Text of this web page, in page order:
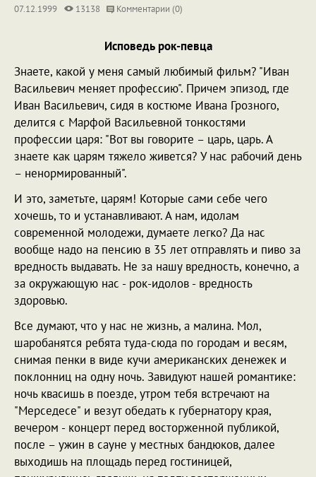
07.12.1999 13138 Комментарии (0)
Исповедь рок-певца
Знаете, какой у меня самый любимый фильм? "Иван
Васильевич меняет профессию". Причем эпизод, где
Иван Васильевич, сидя в костюме Ивана Грозного,
делится с Марфой Васильевной тонкостями
профессии царя: "Вот вы говорите – царь, царь. А
знаете как царям тяжело живется? У нас рабочий день
– ненормированный".
И это, заметьте, царям! Которые сами себе чего
хочешь, то и устанавливают. А нам, идолам
современной молодежи, думаете легко? Да нас
вообще надо на пенсию в 35 лет отправлять и пиво за
вредность выдавать. Не за нашу вредность, конечно, а
за окружающую нас - рок-идолов - вредность
здоровью.
Все думают, что у нас не жизнь, а малина. Мол,
шаробанятся ребята туда-сюда по городам и весям,
снимая пенки в виде кучи американских денежек и
поклонниц на одну ночь. Завидуют нашей романтике:
ночь квасишь в поезде, утром тебя встречают на
"Мерседесе" и везут обедать к губернатору края,
вечером - концерт перед восторженной публикой,
после – ужин в сауне у местных бандюков, далее
выходишь на площадь перед гостиницей,